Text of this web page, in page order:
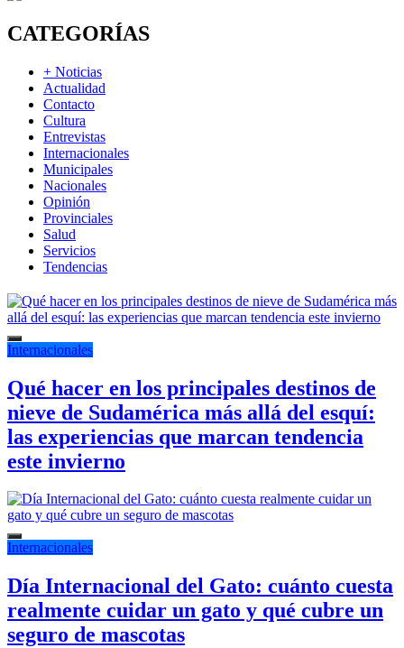
CATEGORÍAS
+ Noticias
Actualidad
Contacto
Cultura
Entrevistas
Internacionales
Municipales
Nacionales
Opinión
Provinciales
Salud
Servicios
Tendencias
Internacionales
Qué hacer en los principales destinos de
nieve de Sudamérica más allá del esquí:
las experiencias que marcan tendencia
este invierno
Internacionales
Día Internacional del Gato: cuánto cuesta
realmente cuidar un gato y qué cubre un
seguro de mascotas